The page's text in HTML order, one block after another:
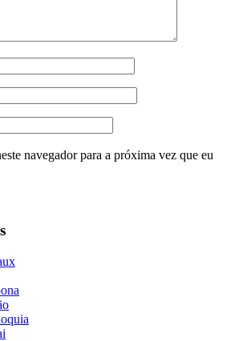
navegador para a próxima vez que eu